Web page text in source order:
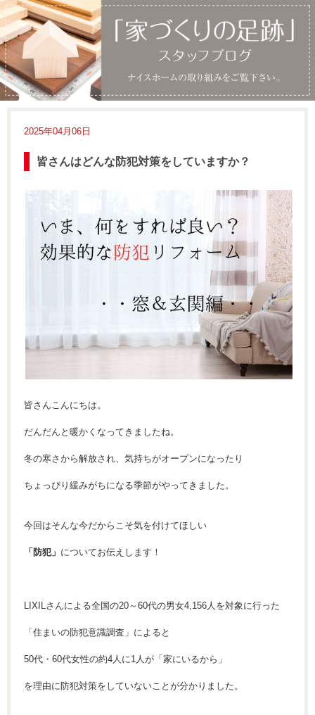
2025年04月06日
皆さんはどんな防犯対策をしていますか？
皆さんこんにちは。
だんだんと暖かくなってきましたね。
冬の寒さから解放され、気持ちがオープンになったり
ちょっぴり緩みがちになる季節がやってきました。
今回はそんな今だからこそ気を付けてほしい
「防犯」 についてお伝えします！
LIXILさんによる全国の20～60代の男女4,156人を対象に行った
「住まいの防犯意識調査」によると
50代・60代女性の約4人に1人が「家にいるから」
を理由に防犯対策をしていないことが分かりました。